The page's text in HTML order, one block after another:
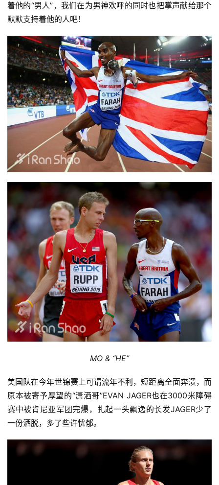
着他的“男人”，我们在为男神欢呼的同时也把掌声献给那个
默默支持着他的人吧！
MO & “HE”
美国队在今年世锦赛上可谓流年不利，短距离全面奔溃，而
原本被寄予厚望的“潇洒哥”EVAN JAGER也在3000米障碍
赛中被肯尼亚军团完爆，扎起一头飘逸的长发JAGER少了
一份洒脱，多了些许忧郁。